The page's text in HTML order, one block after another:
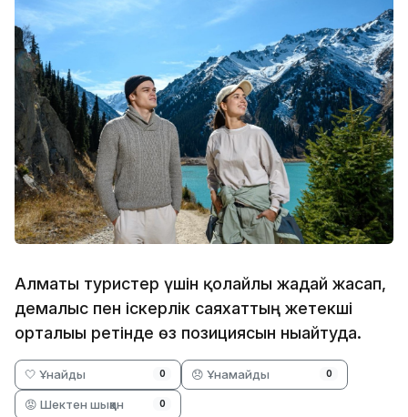
Алматы туристер үшін қолайлы жағдай жасап,
демалыс пен іскерлік саяхаттың жетекші
орталығы ретінде өз позициясын нығайтуда.
🤍 Ұнайды 0 😞 Ұнамайды 0
😡 Шектен шыққан 0